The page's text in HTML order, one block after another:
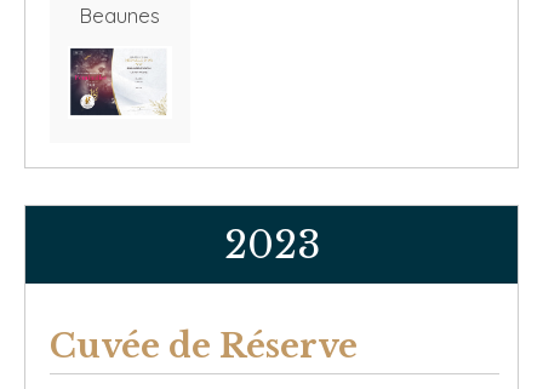
Beaunes
2023
Cuvée de Réserve